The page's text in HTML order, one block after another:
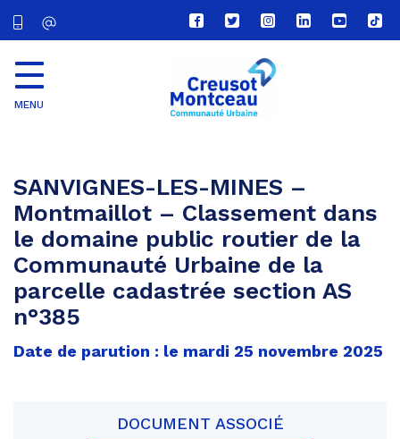
Lien
vers
compte
Facebook
Lien
vers
compte
Twitter
Lien
vers
le
compte
Lien
vers
Lien
vers
Lien
vers
MENU
SANVIGNES-LES-MINES –
Montmaillot – Classement dans
le domaine public routier de la
Communauté Urbaine de la
parcelle cadastrée section AS
n°385
Date de parution : le mardi 25 novembre 2025
DOCUMENT ASSOCIÉ